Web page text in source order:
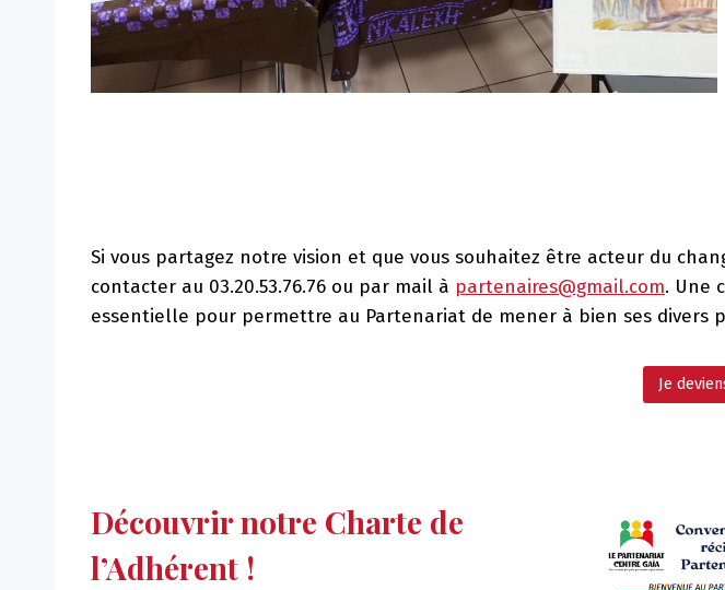
Si vous partagez notre vision et que vous souhaitez être acteur du
contacter au 03.20.53.76.76 ou par mail à partenaires@gmail.com. Une
essentielle pour permettre au Partenariat de mener à bien ses divers
Je
Découvrir notre Charte de
l’Adhérent !